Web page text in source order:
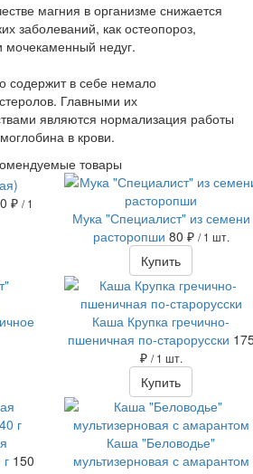
магния в организме снижается
заболеваний, как остеопороз,
мочекаменный недуг.
содержит в себе немало
Главными их
являются нормализация работы
в крови.
товары
₽ / 1
Мука "Специалист" из семени
расторопши 80 ₽ / 1 шт.
Купить
Каша Крупка гречично-
пшеничная по-старорусски
₽ / 1 шт.
Купить
150
Каша "Беловодье"
мультизерновая с амарантом